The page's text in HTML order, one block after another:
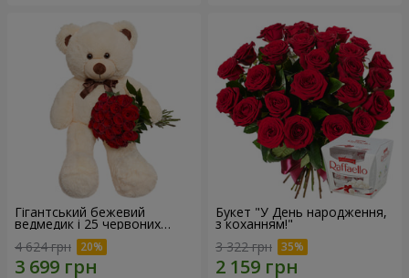
Гігантський бежевий
ведмедик і 25 червоних
троянд
4 624 грн
Букет "У День народження,
з коханням!"
3 322 грн